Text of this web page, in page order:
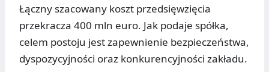
Łączny szacowany koszt przedsięwzięcia
przekracza 400 mln euro. Jak podaje spółka,
celem postoju jest zapewnienie bezpieczeństwa,
dyspozycyjności oraz konkurencyjności zakładu.